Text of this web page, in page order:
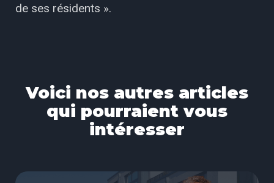
de ses résidents ».
Voici nos autres articles
qui pourraient vous
intéresser